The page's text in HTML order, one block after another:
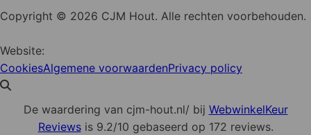
Cookie instellingen
Website:YZCommunicatie
Cookies
De waardering van cjm-hout.nl/ bij WebwinkelKeur